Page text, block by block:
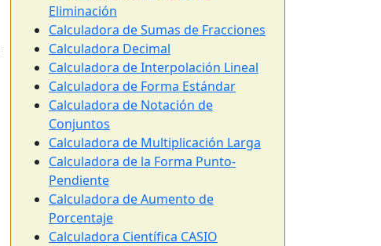
Eliminación
Calculadora de Sumas de Fracciones
Calculadora Decimal
Calculadora de Interpolación Lineal
Calculadora de Forma Estándar
Calculadora de Notación de
Conjuntos
Calculadora de Multiplicación Larga
Calculadora de la Forma Punto-
Pendiente
Calculadora de Aumento de
Porcentaje
Calculadora Científica CASIO